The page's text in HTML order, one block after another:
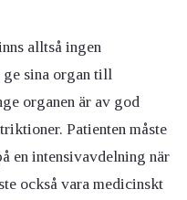
alltså ingen
ge sina organ till
organen är av god
Patienten måste
en intensivavdelning när
också vara medicinskt